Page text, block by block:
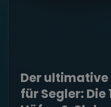
Der
für Segler: Die